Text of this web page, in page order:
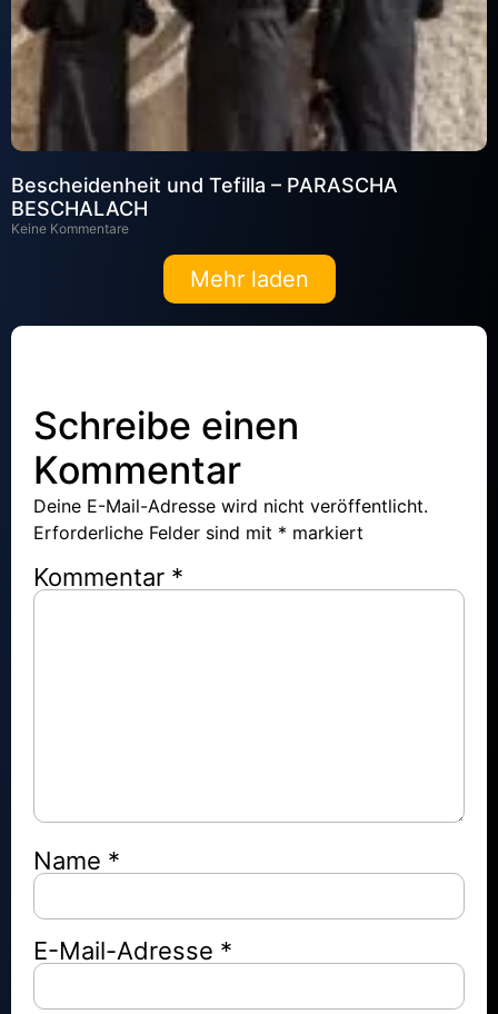
Bescheidenheit und Tefilla – PARASCHA
BESCHALACH
Keine Kommentare
Mehr laden
Schreibe einen
Kommentar
Deine E-Mail-Adresse wird nicht veröffentlicht.
Erforderliche Felder sind mit * markiert
Kommentar *
Name *
E-Mail-Adresse *